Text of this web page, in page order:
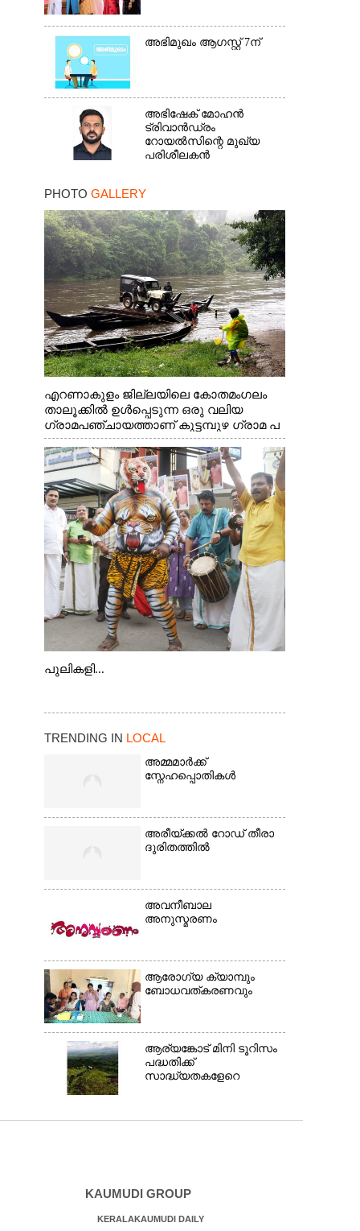
അഭിമുഖം ആഗസ്റ്റ് 7ന്
അഭിഷേക് മോഹൻ
ട്രിവാൻഡ്രം
റോയൽസിന്റെ മുഖ്യ
പരിശീലകൻ
PHOTO GALLERY
എറണാകുളം ജില്ലയിലെ കോതമംഗലം
താലൂക്കിൽ ഉൾപ്പെടുന്ന ഒരു വലിയ
ഗ്രാമപഞ്ചായത്താണ് കുട്ടമ്പുഴ ഗ്രാമ പ
ഞ്ചായത്ത്. ആദിവാസി ഊരുകളായ
വെള്ളാരംകുത്ത്, കത്തിപ്പാറ, ഉറിയംപെട്ടി,
തേക്കല്ല്, വെട്ടിക്കല്ല്, മഞ്ചപ്പാറ എന്നീ
ആറു സ്ഥലങ്ങളിലേക്കുള്ള പ്രധാന
സഞ്ചാര മാർഗമാണ് ഈ കാണുന്ന
കടത്ത് വള്ളം
പുലികളി...
TRENDING IN LOCAL
അമ്മമാർക്ക്
സ്നേഹപ്പൊതികൾ
അരീയ്ക്കൽ റോഡ് തീരാ
ദുരിതത്തിൽ
അവനീബാല
അനുസ്മരണം
ആരോഗ്യ ക്യാമ്പും
ബോധവത്കരണവും
ആര്യങ്കോട് മിനി ടൂറിസം
പദ്ധതിക്ക്
സാദ്ധ്യതകളേറെ
KAUMUDI GROUP
KERALAKAUMUDI DAILY